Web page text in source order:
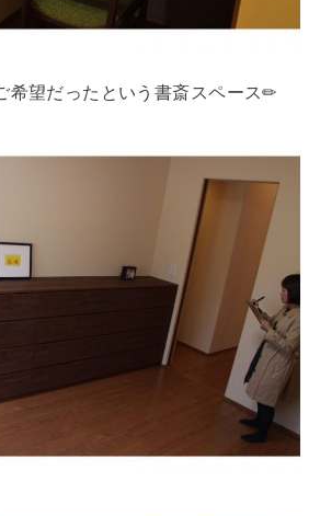
希望だったという書斎スペース✏